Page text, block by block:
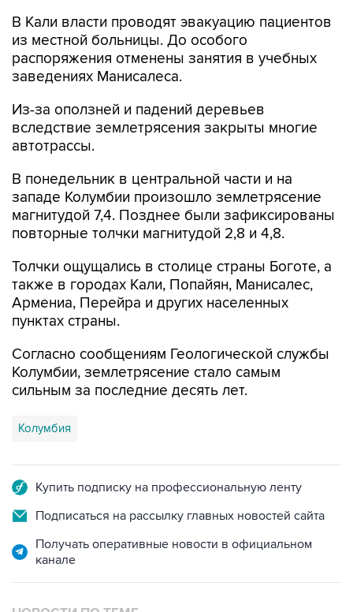
распоряжения отменены занятия в учебных
заведениях Манисалеса.
Из-за оползней и падений деревьев
автотрассы.
В понедельник в центральной части и на
магнитудой 7,4. Позднее были зафиксированы
повторные толчки магнитудой 2,8 и 4,8.
Толчки ощущались в столице страны Боготе, а
Армениа, Перейра и других населенных
пунктах страны.
Согласно сообщениям Геологической службы
сильным за последние десять лет.
Колумбия
Подписаться на рассылку главных новостей сайта
Получать оперативные новости в официальном
НОВОСТИ ПО ТЕМЕ